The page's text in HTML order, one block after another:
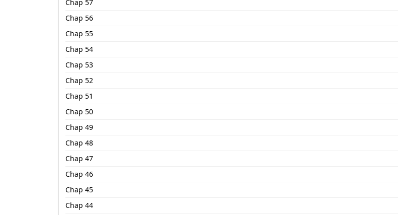
Chap 57
Chap 56
Chap 55
Chap 54
Chap 53
Chap 52
Chap 51
Chap 50
Chap 49
Chap 48
Chap 47
Chap 46
Chap 45
Chap 44